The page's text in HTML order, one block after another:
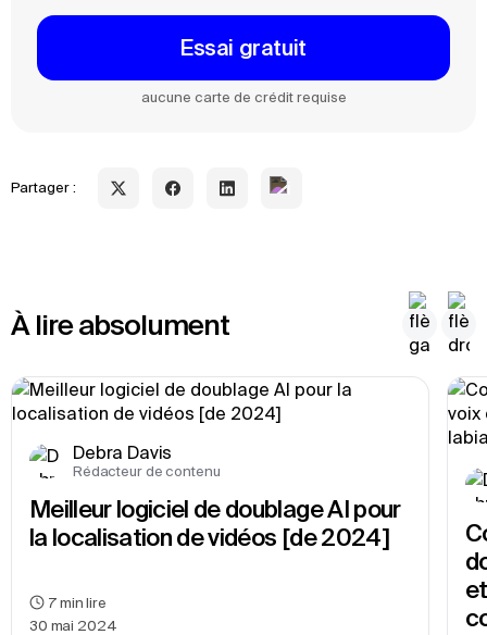
Essai gratuit
aucune carte de crédit requise
Partager :
À lire absolument
Debra Davis
Rédacteur de contenu
Meilleur logiciel de doublage AI pour
la localisation de vidéos [de 2024]
30 mai 2024
7 min lire